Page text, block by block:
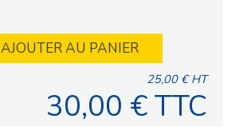
AJOUTER AU PANIER
25,00 € HT
30,00 € TTC